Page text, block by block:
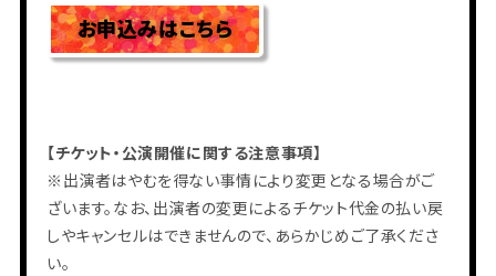
お申込みはこちら
【チケット・公演開催に関する注意事項】
※出演者はやむを得ない事情により変更となる場合がご
ざいます。なお、出演者の変更によるチケット代金の払い戻
しやキャンセルはできませんので、あらかじめご了承くださ
い。